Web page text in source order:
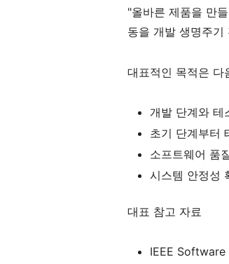
"올바른 제품을 만
동을 개발 생명주기
대표적인 목적은 다
개발 단계와 테
초기 단계부터
소프트웨어 품
시스템 안정성
대표 참고 자료
IEEE